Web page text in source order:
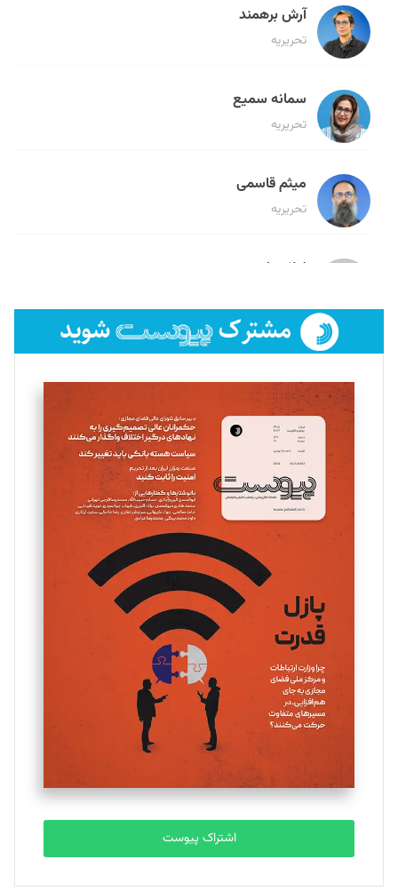
آرش برهمند
تحریریه
سمانه سمیع
تحریریه
میثم قاسمی
تحریریه
لیلا حنارود
فائزه فتحی رستمی
تحریریه
سروش کرمیان
تحریریه
مینا پاکدل
یسنا امان‌پور
تحریریه
ملینا جعفری
تحریریه
مصطفی مسجدی آرانی
تحریریه
بابک نقاش
تحریریه
اشتراک پیوست